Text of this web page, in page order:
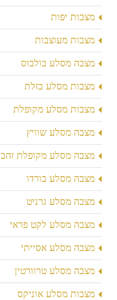
מצבות יפות
מצבות מעוצבות
מצבה מסלע בולבוס
מצבות מסלע בזלת
מצבות מסלע מקופלת
מצבה מסלע שוויץ
מצבה מסלע מקופלת זהב
מצבה מסלע בורדו
מצבה מסלע גרניט
מצבה מסלע לקט פראי
מצבה מסלע אסייתי
מצבה מסלע טרוורטין
מצבות מסלע אוניקס